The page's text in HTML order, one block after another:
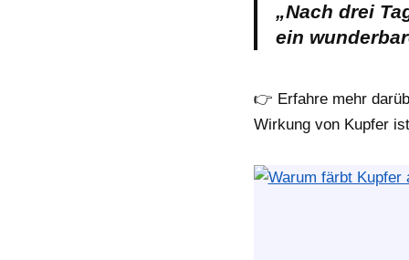
„Nach drei
ein
👉 Erfahre mehr
Wirkung von Kupfer